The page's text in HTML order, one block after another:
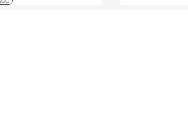
agonistiche del panorama delle